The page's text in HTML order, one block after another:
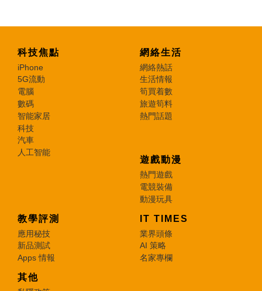
科技焦點
iPhone
5G流動
電腦
數碼
智能家居
科技
汽車
人工智能
網絡生活
網絡熱話
生活情報
筍買着數
旅遊筍料
熱門話題
遊戲動漫
熱門遊戲
電競裝備
動漫玩具
教學評測
應用秘技
新品測試
Apps 情報
IT TIMES
業界頭條
AI 策略
名家專欄
其他